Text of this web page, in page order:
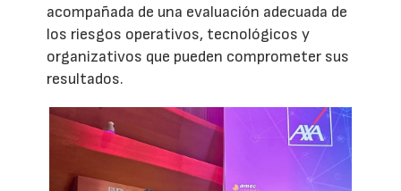
acompañada de una evaluación adecuada de
los riesgos operativos, tecnológicos y
organizativos que pueden comprometer sus
resultados.